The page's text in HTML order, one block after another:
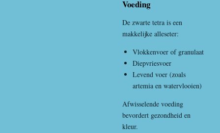
Voeding
De zwarte tetra is een
makkelijke alleseter:
Vlokkenvoer of granulaat
Diepvriesvoer
Levend voer (zoals
artemia en watervlooien)
Afwisselende voeding
bevordert gezondheid en
kleur.